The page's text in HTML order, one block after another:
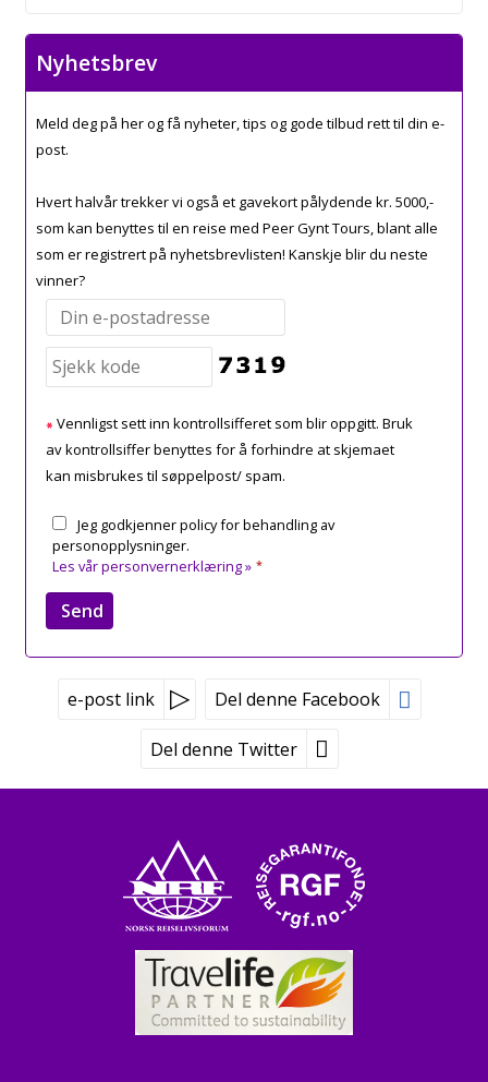
Nyhetsbrev
Meld deg på her og få nyheter, tips og gode tilbud rett til din e-
post.
Hvert halvår trekker vi også et gavekort pålydende kr. 5000,-
som kan benyttes til en reise med Peer Gynt Tours, blant alle
som er registrert på nyhetsbrevlisten! Kanskje blir du neste
vinner?
Vennligst sett inn kontrollsifferet som blir oppgitt. Bruk
av kontrollsiffer benyttes for å forhindre at skjemaet
kan misbrukes til søppelpost/ spam.
Jeg godkjenner policy for behandling av
personopplysninger.
Les vår personvernerklæring » *
e-post link Del denne Facebook
Del denne Twitter
Peer Gynt Tours
Tvetenveien 170
0671 Oslo
Booking tlf:
815 00 335
Grupper tlf:24 10 12 80
post@peergynt.com2026